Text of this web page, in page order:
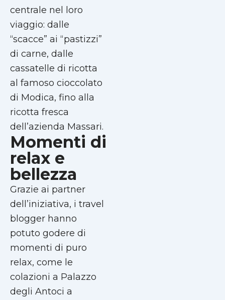
centrale nel loro
viaggio: dalle
“scacce” ai “pastizzi”
di carne, dalle
cassatelle di ricotta
al famoso cioccolato
di Modica, fino alla
ricotta fresca
dell’azienda Massari.
Momenti di
relax e
bellezza
Grazie ai partner
dell’iniziativa, i travel
blogger hanno
potuto godere di
momenti di puro
relax, come le
colazioni a Palazzo
degli Antoci a